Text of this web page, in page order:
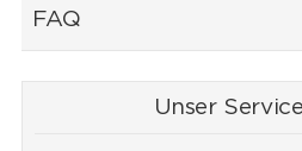
FAQ
Unser